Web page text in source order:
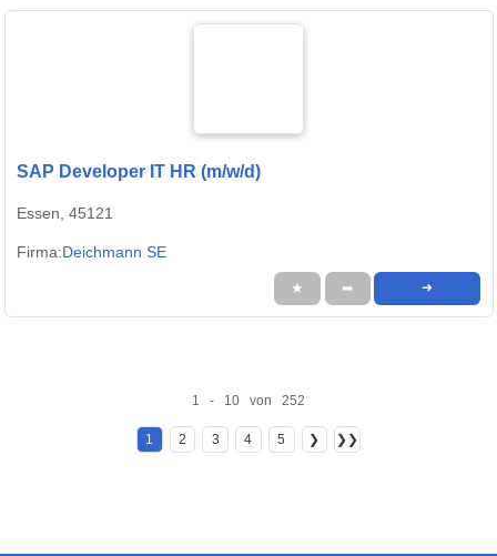
SAP Developer IT HR (m/w/d)
Essen, 45121
Firma:Deichmann SE
★ ➦ ➜
1 - 10 von 252
1 2 3 4 5 ❯ ❯❯